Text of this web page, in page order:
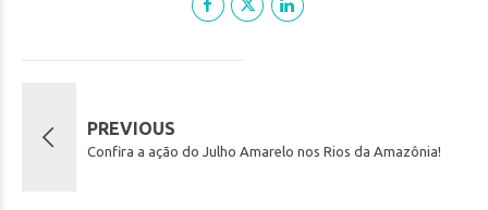
PREVIOUS
Confira a ação do Julho Amarelo nos Rios da Amazônia!